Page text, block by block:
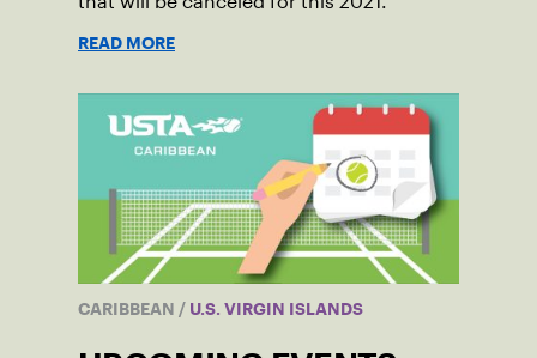
READ MORE
CARIBBEAN / U.S. VIRGIN ISLANDS